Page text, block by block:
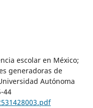
escolar en México;
generadoras de
Autónoma
44